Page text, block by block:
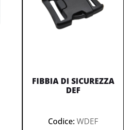
FIBBIA DI SICUREZZA
DEF
Codice:WDEF